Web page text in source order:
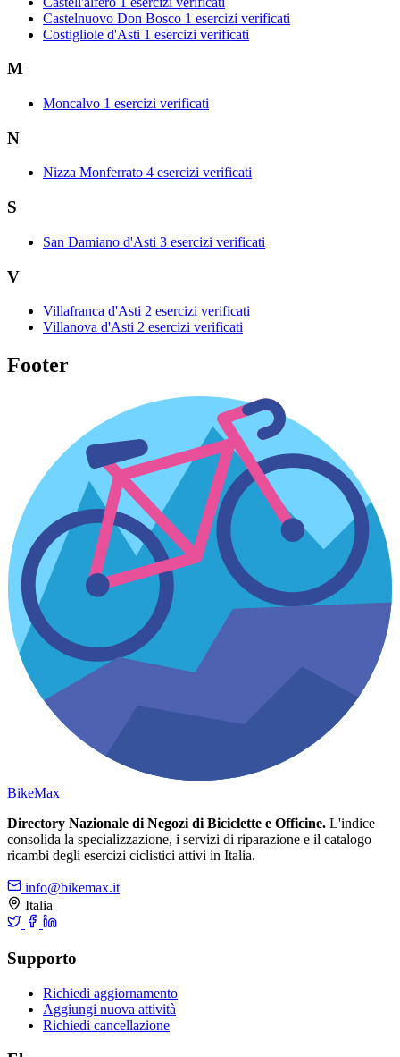
Castelnuovo Don Bosco 1 esercizi verificati
Costigliole d'Asti 1 esercizi verificati
M
Moncalvo 1 esercizi verificati
N
Nizza Monferrato 4 esercizi verificati
S
San Damiano d'Asti 3 esercizi verificati
V
Villafranca d'Asti 2 esercizi verificati
Villanova d'Asti 2 esercizi verificati
Footer
BikeMax
Directory Nazionale di Negozi di Biciclette e Officine. L'indice
consolida la specializzazione, i servizi di riparazione e il catalogo
ricambi degli esercizi ciclistici attivi in Italia.
info@bikemax.it
Italia
Supporto
Richiedi aggiornamento
Aggiungi nuova attività
Richiedi cancellazione